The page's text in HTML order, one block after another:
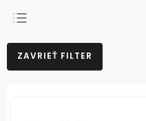
NAJPREDÁVANEJŠIE
NAJLACNEJŠIE
ZAVRIEŤ FILTER